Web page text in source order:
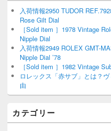
入荷情報2950 TUDOR
Rose Gilt Dial
［Sold item ］1978 Vintage
Nipple Dial
入荷情報2949 ROLEX GMT-
Nipple Dial ’78
［Sold item ］1982 Vintage
ロレックス「赤サブ」とは？
由
カテゴリー